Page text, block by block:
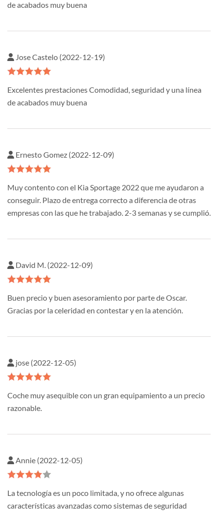
de acabados muy buena
Jose Castelo (2022-12-19)
Excelentes prestaciones Comodidad, seguridad y una línea
de acabados muy buena
Ernesto Gomez (2022-12-09)
Muy contento con el Kia Sportage 2022 que me ayudaron a
conseguir. Plazo de entrega correcto a diferencia de otras
empresas con las que he trabajado. 2-3 semanas y se cumplió.
David M. (2022-12-09)
Buen precio y buen asesoramiento por parte de Oscar.
Gracias por la celeridad en contestar y en la atención.
jose (2022-12-05)
Coche muy asequible con un gran equipamiento a un precio
razonable.
Annie (2022-12-05)
La tecnología es un poco limitada, y no ofrece algunas
características avanzadas como sistemas de seguridad